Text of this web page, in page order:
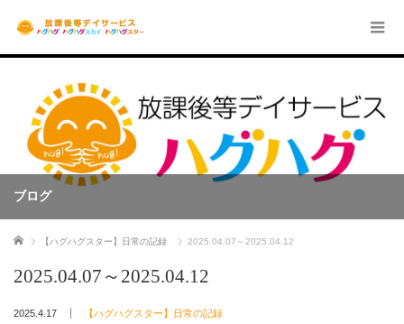
ブログ
ホーム 【ハグハグスター】日常の記録 2025.04.07～2025.04.12
2025.04.07～2025.04.12
2025.4.17 【ハグハグスター】日常の記録